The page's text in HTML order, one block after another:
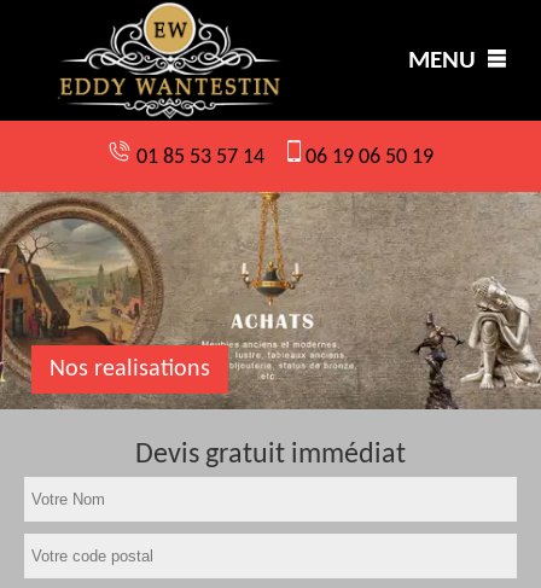
MENU
01 85 53 57 14 06 19 06 50 19
Nos realisations
Devis gratuit immédiat